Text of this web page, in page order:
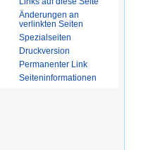
Änderungen an
verlinkten Seiten
Spezialseiten
Druckversion
Permanenter Link
Seiten­informationen